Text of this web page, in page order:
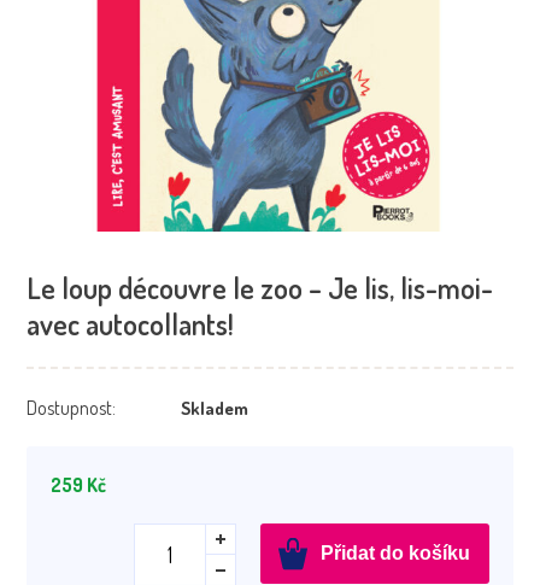
Le loup découvre le zoo – Je lis, lis-moi-
avec autocollants!
Dostupnost: Skladem
259 Kč
Přidat do košíku